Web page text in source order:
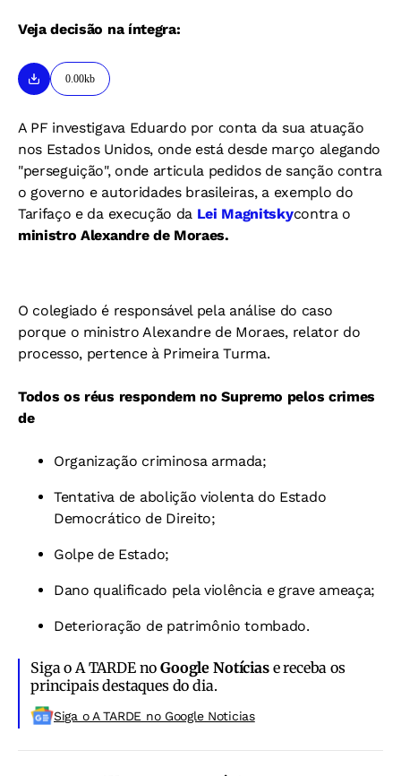
Veja decisão na íntegra:
0.00kb
A PF investigava Eduardo por conta da sua atuação
nos Estados Unidos, onde está desde março alegando
"perseguição", onde articula pedidos de sanção contra
o governo e autoridades brasileiras, a exemplo do
Tarifaço e da execução da Lei Magnitskycontra o
ministro Alexandre de Moraes.
O colegiado é responsável pela análise do caso
porque o ministro Alexandre de Moraes, relator do
processo, pertence à Primeira Turma.
Todos os réus respondem no Supremo pelos crimes
de
Organização criminosa armada;
Tentativa de abolição violenta do Estado
Democrático de Direito;
Golpe de Estado;
Dano qualificado pela violência e grave ameaça;
Deterioração de patrimônio tombado.
Siga o A TARDE noGoogle Notíciase receba os
principais destaques do dia.
Siga o A TARDE no Google Noticias